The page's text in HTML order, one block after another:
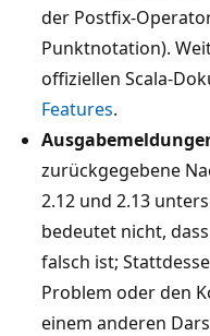
der Postfix-
Punktnotation).
offiziellen Scala-
Features.
zurückgegebene
2.12 und 2.13
bedeutet nicht,
falsch ist;
Problem oder den
einem anderen